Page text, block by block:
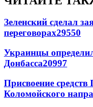
Зеленский сделал
переговорах29550
Украинцы
Донбасса20997
Присвоение
Коломойского